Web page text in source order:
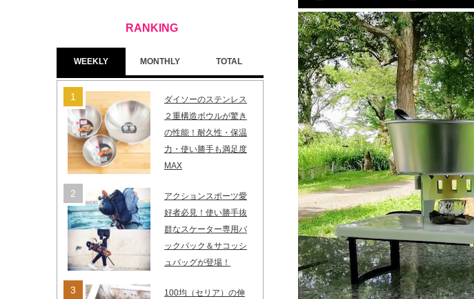
WEEKLY MONTHLY TOTAL
ダイソーのステンレス
２重構造ボウルが驚き
の性能！耐久性・保温
力・使い勝手も満足度
MAX
アクションスポーツ愛
好者必見！使い勝手抜
群なスケーター専用バ
ックパック＆サコッシ
ュバッグが登場！
100均（セリア）の伸